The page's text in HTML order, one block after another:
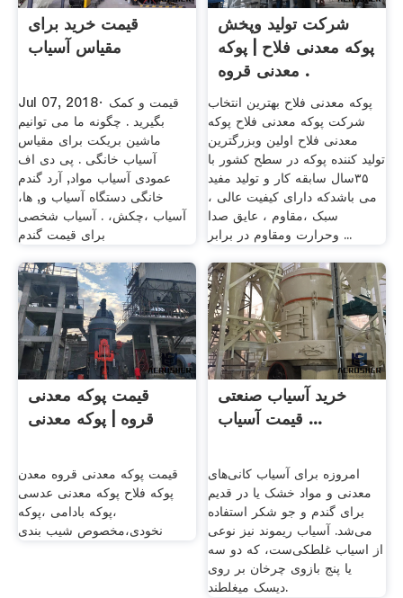
قیمت خرید برای
مقیاس آسیاب
Jul 07, 2018· قیمت و کمک
بگیرید . چگونه ما می توانیم
ماشین بریکت برای مقیاس
آسیاب خانگی . پی دی اف
عمودی آسیاب مواد, آرد گندم
خانگی دستگاه آسیاب و, ها،
آسیاب ،چکش، . آسیاب شخصی
برای قیمت گندم
شرکت تولید وپخش
پوکه معدنی فلاح | پوکه
معدنی قروه .
پوکه معدنی فلاح بهترین انتخاب
شرکت پوکه معدنی فلاح پوکه
معدنی فلاح اولین وبزرگترین
تولید کننده پوکه در سطح کشور با
۳۵سال سابقه کار و تولید مفید
می باشدکه دارای کیفیت عالی ،
سبک ،مقاوم ، عایق صدا
وحرارت ومقاوم در برابر ...
قیمت پوکه معدنی
قروه | پوکه معدنی
قیمت پوکه معدنی قروه معدن
پوکه فلاح پوکه معدنی عدسی
،پوکه بادامی ،پوکه
نخودی،مخصوص شیب بندی
خرید آسیاب صنعتی
قیمت آسیاب ...
امروزه برای آسیاب کانی‌های
معدنی و مواد خشک یا در قدیم
برای گندم و جو شکر استفاده
می‌شد. آسیاب ریموند نیز نوعی
از اسیاب غلطکی‌ست، که دو سه
یا پنج بازوی چرخان بر روی
دیسک میغلطند.